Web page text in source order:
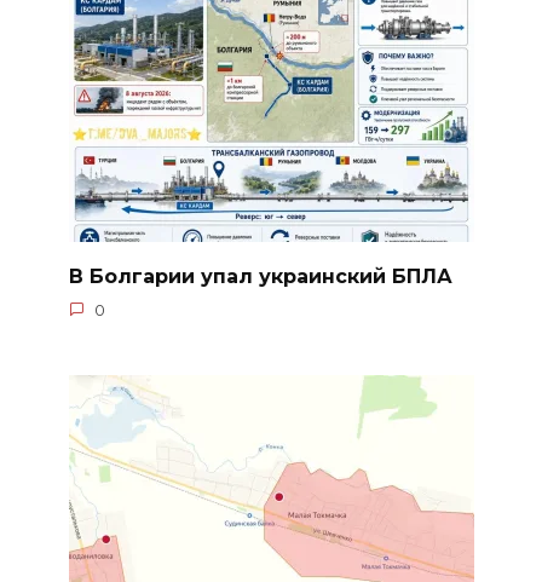
В Болгарии упал украинский БПЛА
0